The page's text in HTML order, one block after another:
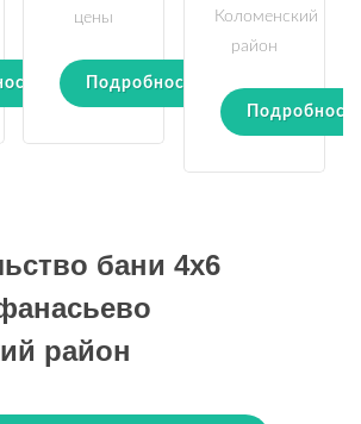
цены
Подробности
Коломенский
район
бани 4х6
район